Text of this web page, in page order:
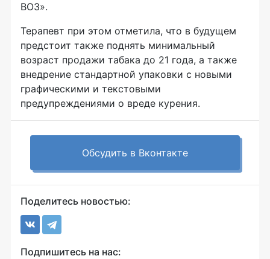
ВОЗ».
Терапевт при этом отметила, что в будущем
предстоит также поднять минимальный
возраст продажи табака до 21 года, а также
внедрение стандартной упаковки с новыми
графическими и текстовыми
предупреждениями о вреде курения.
Обсудить в Вконтакте
Поделитесь новостью:
Подпишитесь на нас: